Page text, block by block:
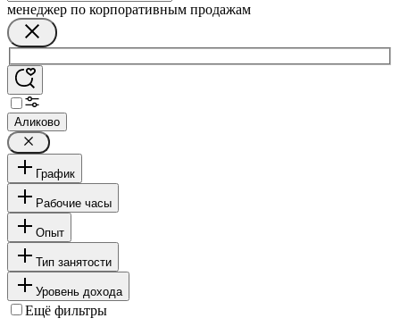
менеджер по корпоративным продажам
Аликово
График
Рабочие часы
Опыт
Тип занятости
Уровень дохода
Ещё фильтры